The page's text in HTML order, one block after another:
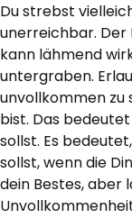
Du strebst
unerreichbar. Der
kann lähmend
untergraben.
unvollkommen zu
bist. Das
sollst. Es
sollst, wenn die
dein Bestes, aber